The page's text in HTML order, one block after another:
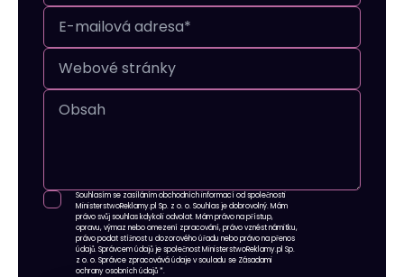
Souhlasím se zasíláním obchodních informací od společnosti
MinisterstwoReklamy.pl Sp. z o. o. Souhlas je dobrovolný. Mám
právo svůj souhlas kdykoli odvolat. Mám právo na přístup,
opravu, výmaz nebo omezení zpracování, právo vznést námitku,
právo podat stížnost u dozorového úřadu nebo právo na přenos
údajů. Správcem údajů je společnost MinisterstwoReklamy.pl Sp.
z o. o. Správce zpracovává údaje v souladu se Zásadami
ochrany osobních údajů*.